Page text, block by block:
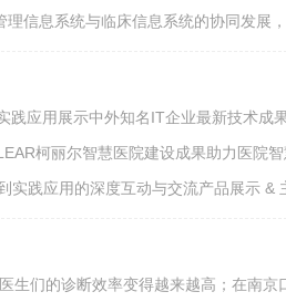
信息系统与临床信息系统的协同发展
应用展示中外知名IT企业最新技术成
柯丽尔智慧医院建设成果助力医院
践应用的深度互动与交流产品展示 &
们的诊断效率变得越来越高；在南京